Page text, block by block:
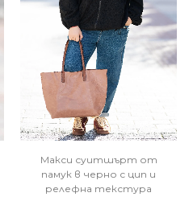
Макси суитшърт от
памук в черно с цип и
релефна текстура